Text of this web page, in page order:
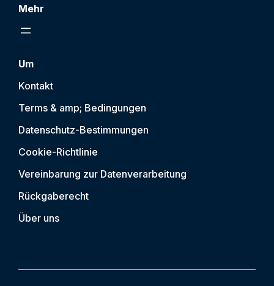
Mehr
Um
Kontakt
Terms & amp; Bedingungen
Datenschutz-Bestimmungen
Cookie-Richtlinie
Vereinbarung zur Datenverarbeitung
Rückgaberecht
Über uns